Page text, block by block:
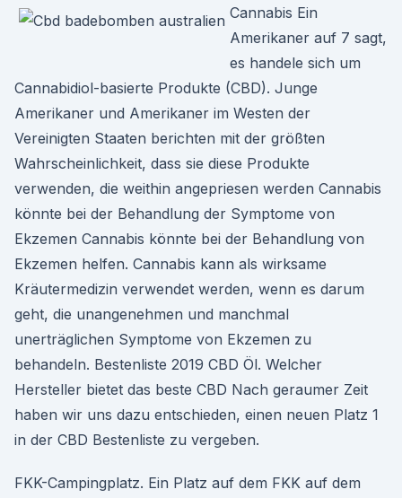
Cannabis Ein
Amerikaner auf 7 sagt,
es handele sich um
Cannabidiol-basierte Produkte (CBD). Junge
Amerikaner und Amerikaner im Westen der
Vereinigten Staaten berichten mit der größten
Wahrscheinlichkeit, dass sie diese Produkte
verwenden, die weithin angepriesen werden Cannabis
könnte bei der Behandlung der Symptome von
Ekzemen Cannabis könnte bei der Behandlung von
Ekzemen helfen. Cannabis kann als wirksame
Kräutermedizin verwendet werden, wenn es darum
geht, die unangenehmen und manchmal
unerträglichen Symptome von Ekzemen zu
behandeln. Bestenliste 2019 CBD Öl. Welcher
Hersteller bietet das beste CBD Nach geraumer Zeit
haben wir uns dazu entschieden, einen neuen Platz 1
in der CBD Bestenliste zu vergeben.
FKK-Campingplatz. Ein Platz auf dem FKK auf dem